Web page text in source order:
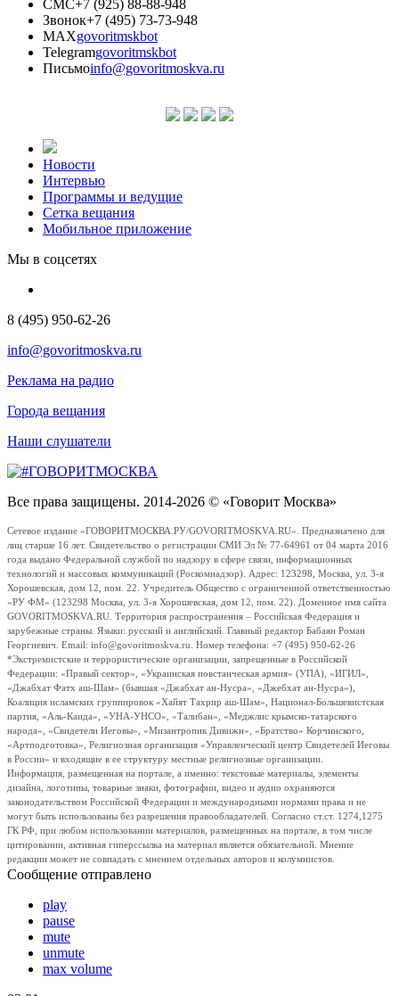
СМС+7 (925) 88-88-948
Звонок+7 (495) 73-73-948
MAXgovoritmskbot
Telegramgovoritmskbot
Письмоinfo@govoritmoskva.ru
Новости
Интервью
Программы и ведущие
Сетка вещания
Мобильное приложение
Мы в соцсетях
8 (495) 950-62-26
info@govoritmoskva.ru
Реклама на радио
Города вещания
Наши слушатели
Все права защищены. 2014-2026 © «Говорит Москва»
Сетевое издание «ГОВОРИТМОСКВА.РУ/GOVORITMOSKVA.RU». Предназначено для
лиц старше 16 лет. Свидетельство о регистрации СМИ Эл № 77-64961 от 04 марта 2016
года выдано Федеральной службой по надзору в сфере связи, информационных
технологий и массовых коммуникаций (Роскомнадзор). Адрес: 123298, Москва, ул. 3-я
Хорошевская, дом 12, пом. 22. Учредитель Общество с ограниченной ответственностью
«РУ ФМ» (123298 Москва, ул. 3-я Хорошевская, дом 12, пом. 22). Доменное имя сайта
GOVORITMOSKVA.RU. Территория распространения – Российская Федерация и
зарубежные страны. Языки: русский и английский. Главный редактор Бабаян Роман
Георгиевич. Email: info@govoritmoskva.ru. Номер телефона: +7 (495) 950-62-26
*Экстремистские и террористические организации, запрещенные в Российской
Федерации: «Правый сектор», «Украинская повстанческая армия» (УПА), «ИГИЛ»,
«Джабхат Фатх аш-Шам» (бывшая «Джабхат ан-Нусра», «Джебхат ан-Нусра»),
Коалиция исламских группировок «Хайят Тахрир аш-Шам», Национал-Большевистская
партия, «Аль-Каида», «УНА-УНСО», «Талибан», «Меджлис крымско-татарского
народа», «Свидетели Иеговы», «Мизантропик Дивижн», «Братство» Корчинского,
«Артподготовка», Религиозная организация «Управленческий центр Свидетелей Иеговы
в России» и входящие в ее структуру местные религиозные организации.
Информация, размещенная на портале, а именно: текстовые материалы, элементы
дизайна, логотипы, товарные знаки, фотографии, видео и аудио охраняются
законодательством Российской Федерации и международными нормами права и не
могут быть использованы без разрешения правообладателей. Согласно ст.ст. 1274,1275
ГК РФ, при любом использовании материалов, размещенных на портале, в том числе
цитировании, активная гиперссылка на материал является обязательной. Мнение
редакции может не совпадать с мнением отдельных авторов и колумнистов.
Сообщение отправлено
play
pause
mute
unmute
max volume